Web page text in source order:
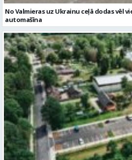
No Valmieras uz Ukrainu ceļā dodas vēl
automašīna